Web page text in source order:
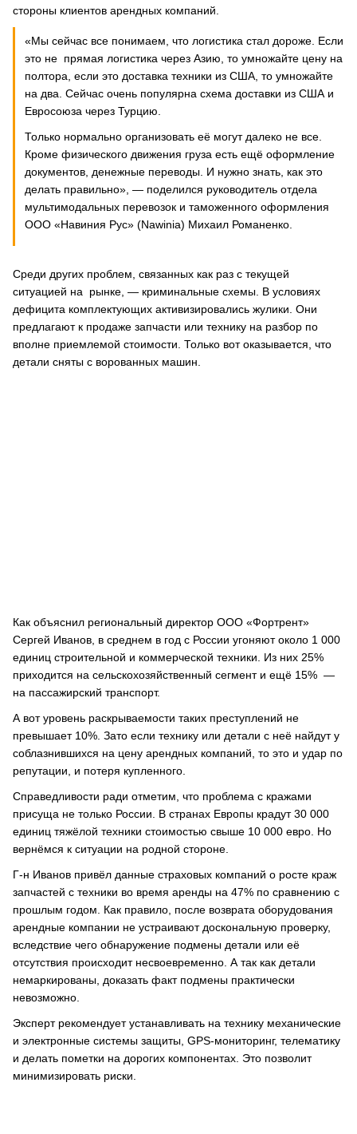
стороны клиентов арендных компаний.
«Мы сейчас все понимаем, что логистика стал дороже. Если
это не прямая логистика через Азию, то умножайте цену на
полтора, если это доставка техники из США, то умножайте
на два. Сейчас очень популярна схема доставки из США и
Евросоюза через Турцию.
Только нормально организовать её могут далеко не все.
Кроме физического движения груза есть ещё оформление
документов, денежные переводы. И нужно знать, как это
делать правильно», — поделился руководитель отдела
мультимодальных перевозок и таможенного оформления
ООО «Навиния Рус» (Nawinia) Михаил Романенко.
Среди других проблем, связанных как раз с текущей
ситуацией на рынке, — криминальные схемы. В условиях
дефицита комплектующих активизировались жулики. Они
предлагают к продаже запчасти или технику на разбор по
вполне приемлемой стоимости. Только вот оказывается, что
детали сняты с ворованных машин.
Как объяснил региональный директор ООО «Фортрент»
Сергей Иванов, в среднем в год с России угоняют около 1 000
единиц строительной и коммерческой техники. Из них 25%
приходится на сельскохозяйственный сегмент и ещё 15% —
на пассажирский транспорт.
А вот уровень раскрываемости таких преступлений не
превышает 10%. Зато если технику или детали с неё найдут у
соблазнившихся на цену арендных компаний, то это и удар по
репутации, и потеря купленного.
Справедливости ради отметим, что проблема с кражами
присуща не только России. В странах Европы крадут 30 000
единиц тяжёлой техники стоимостью свыше 10 000 евро. Но
вернёмся к ситуации на родной стороне.
Г-н Иванов привёл данные страховых компаний о росте краж
запчастей с техники во время аренды на 47% по сравнению с
прошлым годом. Как правило, после возврата оборудования
арендные компании не устраивают доскональную проверку,
вследствие чего обнаружение подмены детали или её
отсутствия происходит несвоевременно. А так как детали
немаркированы, доказать факт подмены практически
невозможно.
Эксперт рекомендует устанавливать на технику механические
и электронные системы защиты, GPS-мониторинг, телематику
и делать пометки на дорогих компонентах. Это позволит
минимизировать риски.